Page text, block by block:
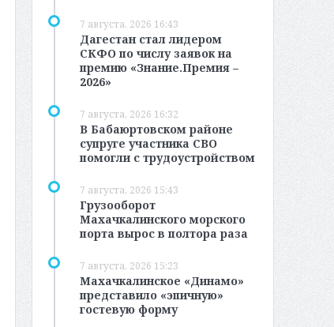
7 августа, 2026 16:43
Дагестан стал лидером
СКФО по числу заявок на
премию «Знание.Премия –
2026»
7 августа, 2026 16:32
В Бабаюртовском районе
супруге участника СВО
помогли с трудоустройством
7 августа, 2026 15:43
Грузооборот
Махачкалинского морского
порта вырос в полтора раза
7 августа, 2026 15:23
Махачкалинское «Динамо»
представило «эпичную»
гостевую форму